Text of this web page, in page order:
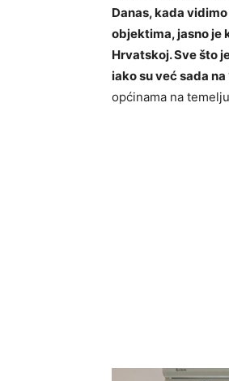
Danas, kada
objektima, jasno je
Hrvatskoj. Sve što
iako su već sada na
općinama na